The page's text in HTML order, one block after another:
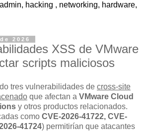
hacking , networking, hardware,
2026
XSS de VMware
scripts maliciosos
tres vulnerabilidades de cross-site
que afectan a VMware Cloud
y otros productos relacionados.
como CVE-2026-41722, CVE-
41724) permitirían que atacantes